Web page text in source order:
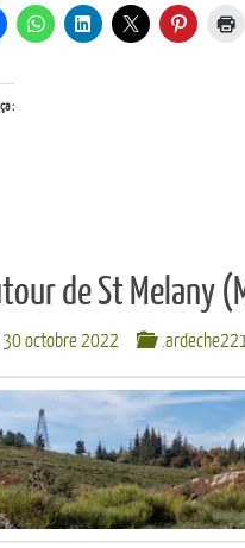
:
de St Melany
30 octobre 2022